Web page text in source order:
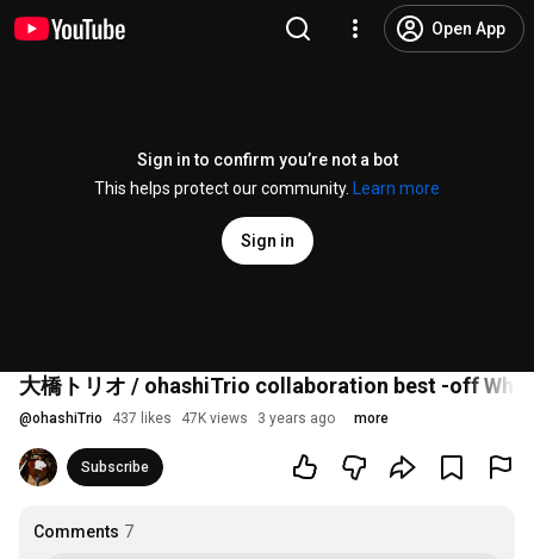
Open App
Sign in to confirm you’re not a bot
This helps protect our community.
Learn more
Sign in
大橋トリオ / ohashiTrio collaboration best -off
@ohashiTrio 437 likes 47K views 3 years ago more
Subscribe
Comments 7